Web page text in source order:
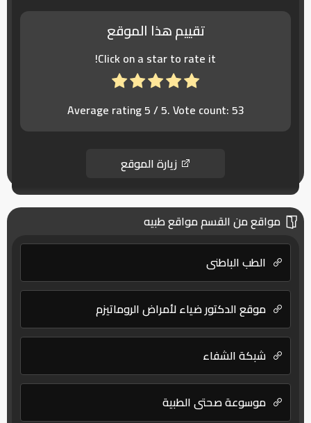
تقييم هذا الموقع
Click on a star to rate it!
Average rating5/ 5. Vote count:53
زيارة الموقع
مواقع من القسم مواقع طبيه
الطب الباطني
موقع الدكتور ضياء لأمراض الروماتيزم
شبكة الشفاء
موسوعة صحتي الطبية